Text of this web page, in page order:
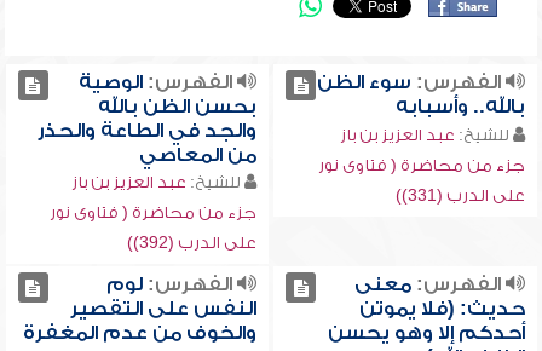
الفهرس: سوء الظن
بالله.. وأسبابه
للشيخ: عبد العزيز بن باز
جزء من محاضرة ( فتاوى نور
على الدرب (331))
الفهرس:الوصية
بحسن الظن بالله
والجد في الطاعة والحذر
من المعاصي
للشيخ: عبد العزيز بن باز
جزء من محاضرة ( فتاوى نور
على الدرب (392))
الفهرس:معنى
حديث: (فلا يموتن
أحدكم إلا وهو يحسن
الفهرس:لوم
النفس على التقصير
والخوف من عدم المغفرة